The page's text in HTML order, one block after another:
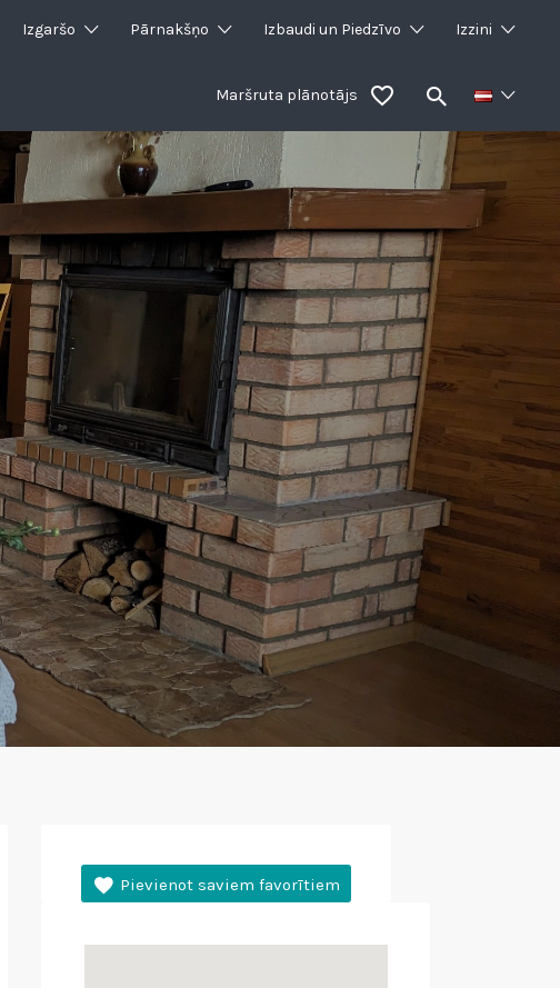
Izgaršo Pārnakšņo Izbaudi un Piedzīvo Izzini
Maršruta plānotājs